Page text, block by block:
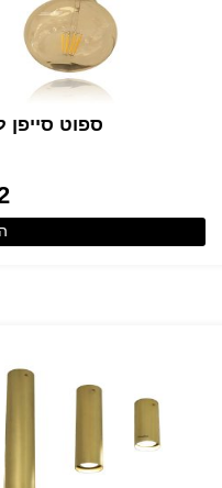
ספוט סייפן